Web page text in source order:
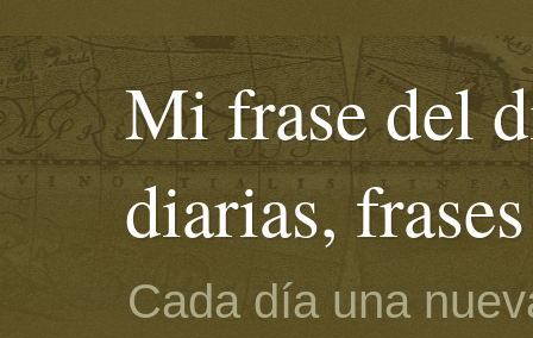
Mi frase del
diarias,
Cada día una